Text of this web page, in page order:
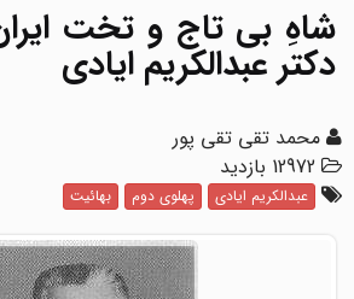
شاهِ بی تاج و تخت
دکتر عبدالکریم ایادی
محمد تقی تقی پور
12972 بازدید
عبدالکریم ایادی پهلوی دوم بهائیت